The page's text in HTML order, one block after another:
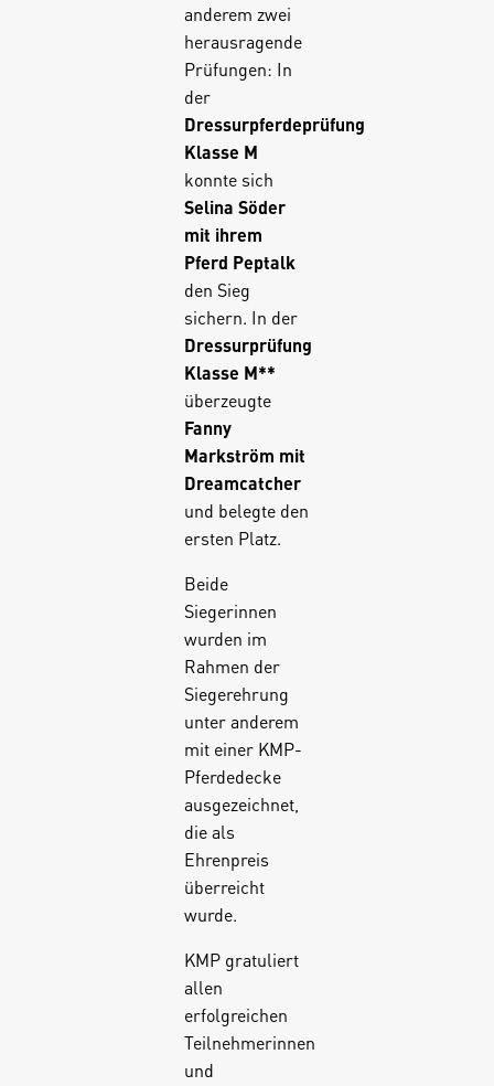
anderem zwei
herausragende
Prüfungen: In
der
Dressurpferdeprüfung
Klasse M
konnte sich
Selina Söder
mit ihrem
Pferd Peptalk
den Sieg
sichern. In der
Dressurprüfung
Klasse M**
überzeugte
Fanny
Markström mit
Dreamcatcher
und belegte den
ersten Platz.
Beide
Siegerinnen
wurden im
Rahmen der
Siegerehrung
unter anderem
mit einer KMP-
Pferdedecke
ausgezeichnet,
die als
Ehrenpreis
überreicht
wurde.
KMP gratuliert
allen
erfolgreichen
Teilnehmerinnen
und